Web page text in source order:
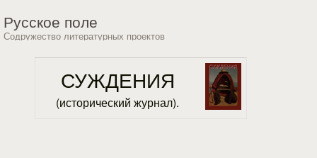
Русское поле
Содружество литературных проектов
СУЖДЕНИЯ
(исторический журнал).